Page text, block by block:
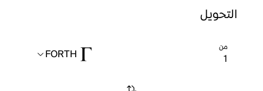
التحويل
من FORTH